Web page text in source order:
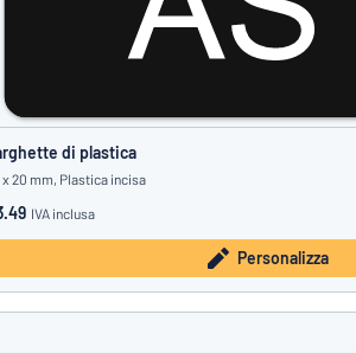
di plastica
20 mm, Plastica incisa
IVA inclusa
Personalizza